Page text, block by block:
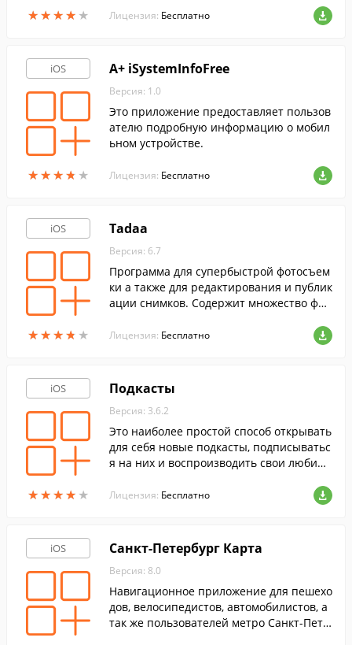
★★★★ ★
★★★★ ★ Лицензия: Бесплатно
iOS
★★★★ ★
★★★★ ★
A+ iSystemInfoFree
Версия: 1.0
Это приложение предоставляет пользов
ателю подробную информацию о мобил
ьном устройстве.
Лицензия: Бесплатно
iOS
★★★★ ★
★★★★ ★
Tadaa
Версия: 6.7
Программа для супербыстрой фотосъем
ки а также для редактирования и публик
ации снимков. Содержит множество фил
Лицензия: Бесплатно
iOS
★★★★ ★
★★★★ ★
Подкасты
Версия: 3.6.2
Это наиболее простой способ открывать
для себя новые подкасты, подписыватьс
я на них и воспроизводить свои любим
h.
Лицензия: Бесплатно
iOS Санкт-Петербург Карта
Версия: 8.0
Навигационное приложение для пешехо
дов, велосипедистов, автомобилистов, а
так же пользователей метро Санкт-Пете